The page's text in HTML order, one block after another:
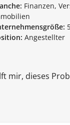
Finanzen,
Angestellter
mir, dieses